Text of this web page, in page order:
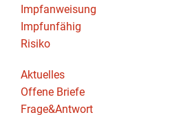
Impfanweisung
Impfunfähig
Risiko
Aktuelles
Offene Briefe
Frage&Antwort